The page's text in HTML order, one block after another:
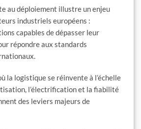
au déploiement illustre un enjeu
industriels européens :
capables de dépasser leur
répondre aux standards
la logistique se réinvente à l’échelle
l’électrification et la fiabilité
des leviers majeurs de